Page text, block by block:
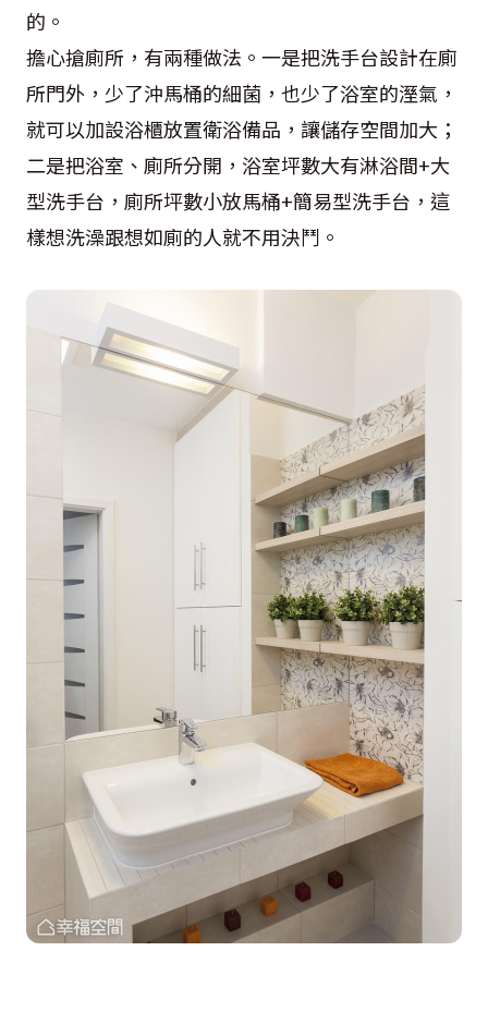
的。
擔心搶廁所，有兩種做法。一是把洗手台設計在廁
所門外，少了沖馬桶的細菌，也少了浴室的溼氣，
就可以加設浴櫃放置衛浴備品，讓儲存空間加大；
二是把浴室、廁所分開，浴室坪數大有淋浴間+大
型洗手台，廁所坪數小放馬桶+簡易型洗手台，這
樣想洗澡跟想如廁的人就不用決鬥。